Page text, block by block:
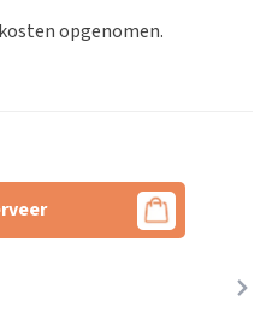
opgenomen.